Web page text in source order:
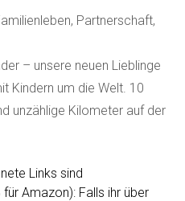
, Partnerschaft,
– unsere neuen Lieblinge
Kindern um die Welt. 10
unzählige Kilometer auf der
Links sind
Amazon): Falls ihr über